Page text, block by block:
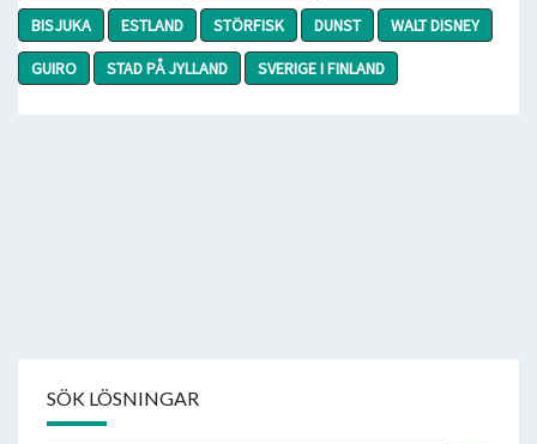
BISJUKA
ESTLAND STÖRFISK DUNST
WALT DISNEY
GUIRO
STAD PÅ JYLLAND SVERIGE I FINLAND
SÖK LÖSNINGAR